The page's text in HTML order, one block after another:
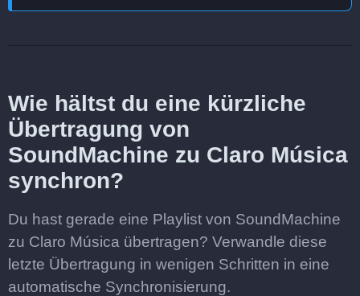
Wie hältst du eine kürzliche
Übertragung von
SoundMachine zu Claro Música
synchron?
Du hast gerade eine Playlist von SoundMachine
zu Claro Música übertragen? Verwandle diese
letzte Übertragung in wenigen Schritten in eine
automatische Synchronisierung.